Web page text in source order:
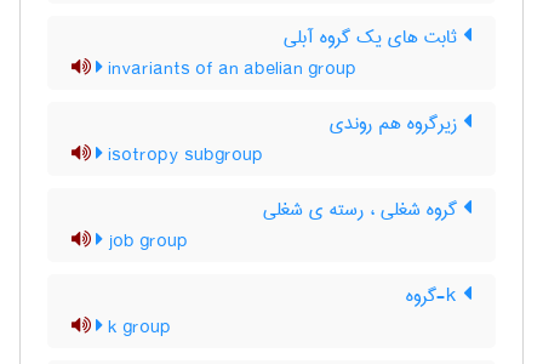
ثابت های یک گروه آبلی
invariants of an abelian group
زیرگروه هم روندی
isotropy subgroup
گروه شغلی ، رسته ی شغلی
job group
k group